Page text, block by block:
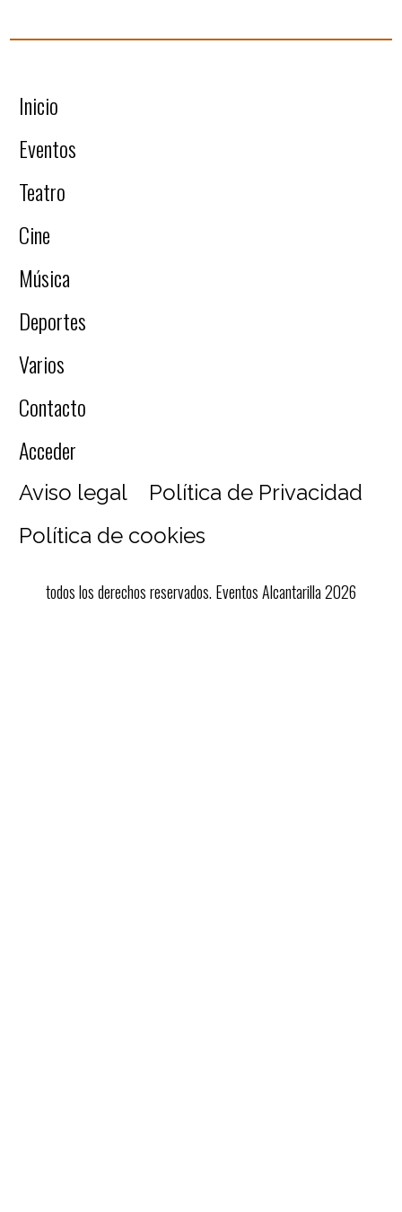
Inicio
Eventos
Teatro
Cine
Música
Deportes
Varios
Contacto
Acceder
Aviso legal
Política de Privacidad
Política de cookies
todos los derechos reservados. Eventos Alcantarilla 2026